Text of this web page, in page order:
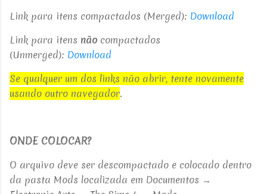
Link para itens compactados (Merged): Download
Link para itens não compactados
(Unmerged): Download
Se qualquer um dos links não abrir, tente novamente
usando outro navegador.
ONDE COLOCAR?
O arquivo deve ser descompactado e colocado dentro
da pasta Mods localizada em Documentos →